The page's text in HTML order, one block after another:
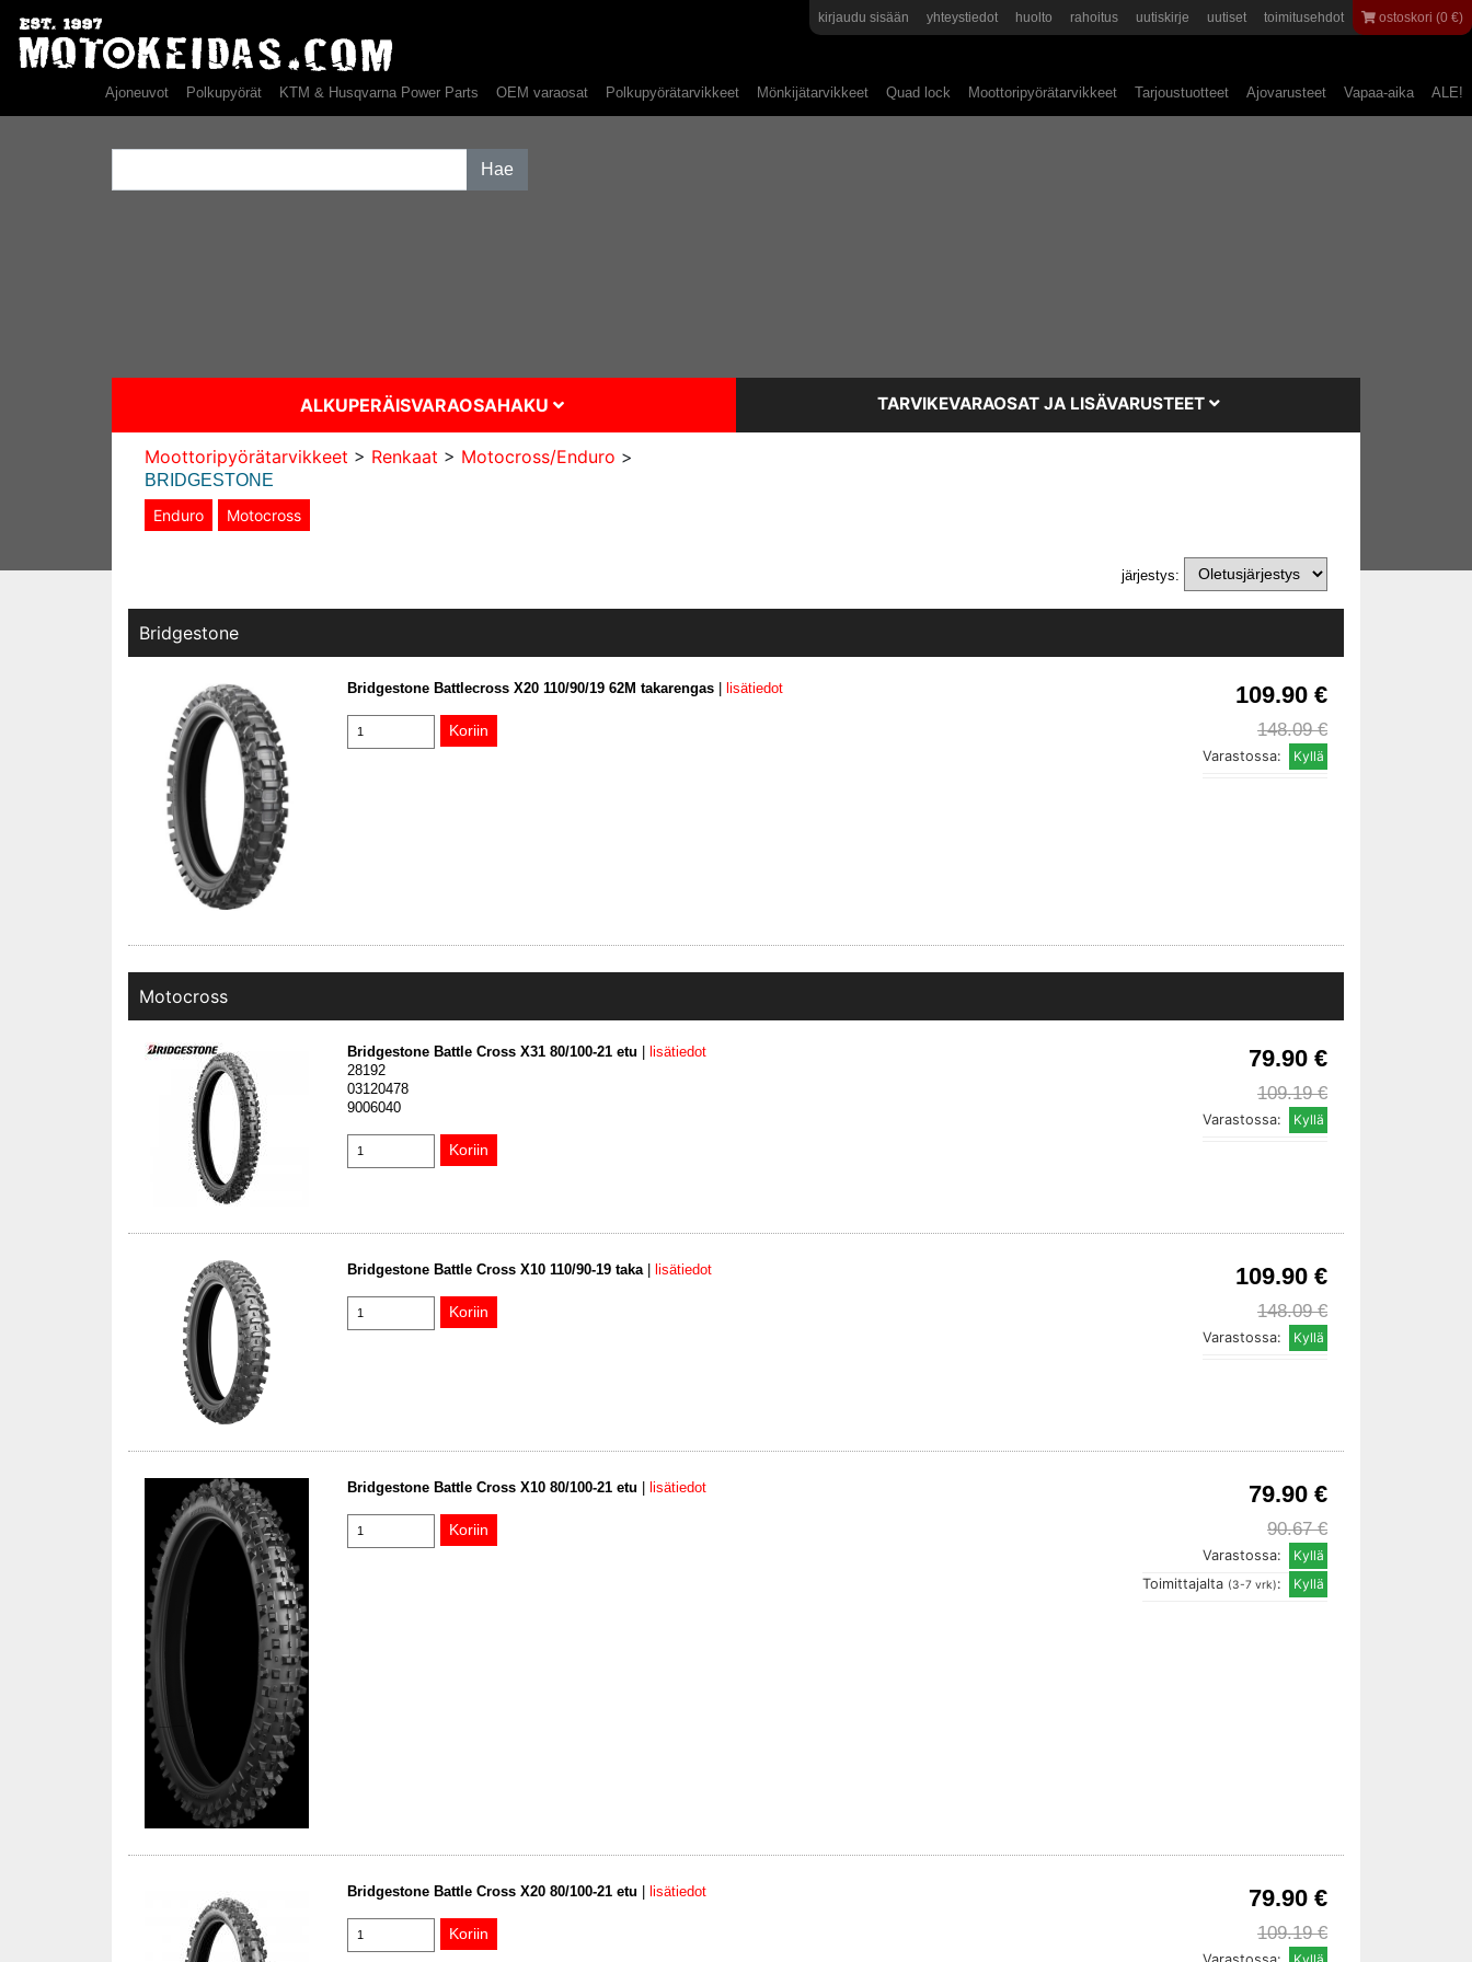
kirjaudu sisään yhteystiedot huolto rahoitus uutiskirje uutiset toimitusehdot ostoskori (0 €)
Ajoneuvot Polkupyörät KTM & Husqvarna Power Parts OEM varaosat Polkupyörätarvikkeet Mönkijätarvikkeet Quad lock Moottoripyörätarvikkeet Tarjoustuotteet Ajovarusteet Vapaa-aika ALE!
ALKUPERÄISVARAOSAHAKU TARVIKEVARAOSAT JA LISÄVARUSTEET
Moottoripyörätarvikkeet > Renkaat > Motocross/Enduro >
BRIDGESTONE
Enduro
Motocross
järjestys:
Bridgestone
109.90 €
148.09 €
Varastossa:
Bridgestone Battlecross X20 110/90/19 62M takarengas lisätiedot
Motocross
79.90 €
109.19 €
Varastossa:
Bridgestone Battle Cross X31 80/100-21 etu | lisätiedot
28192
03120478
9006040
109.90 €
148.09 €
Varastossa:
Bridgestone Battle Cross X10 110/90-19 taka | lisätiedot
79.90 €
90.67 €
Varastossa:
Toimittajalta (3-7 vrk):
Bridgestone Battle Cross X10 80/100-21 etu | lisätiedot
79.90 €
109.19 €
Bridgestone Battle Cross X20 80/100-21 etu | lisätiedot